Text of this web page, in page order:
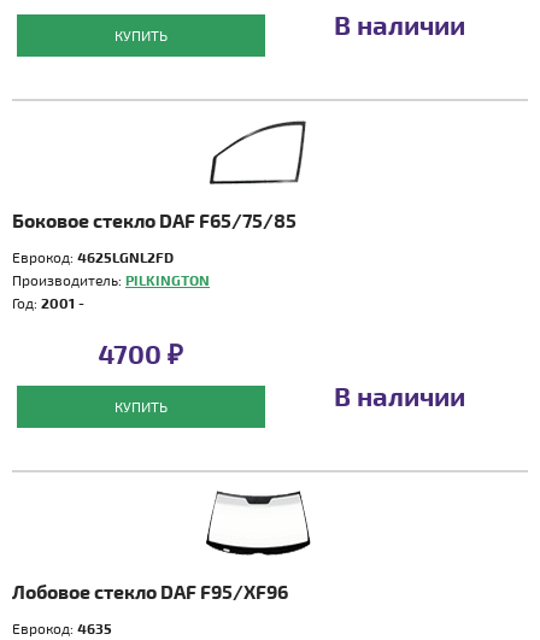
КУПИТЬ В наличии
Боковое стекло DAF F65/75/85
Еврокод: 4625LGNL2FD
Производитель: PILKINGTON
Год: 2001 -
4700 ₽
КУПИТЬ В наличии
Лобовое стекло DAF F95/XF96
Еврокод: 4635